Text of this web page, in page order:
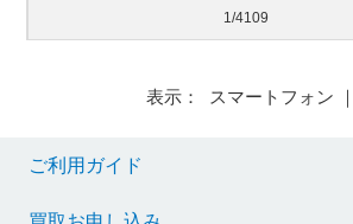
1/4109
表示： スマートフォン ｜
ご利用ガイド